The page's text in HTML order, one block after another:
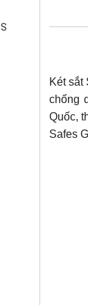
Két sắt
chống
Quốc,
Safes